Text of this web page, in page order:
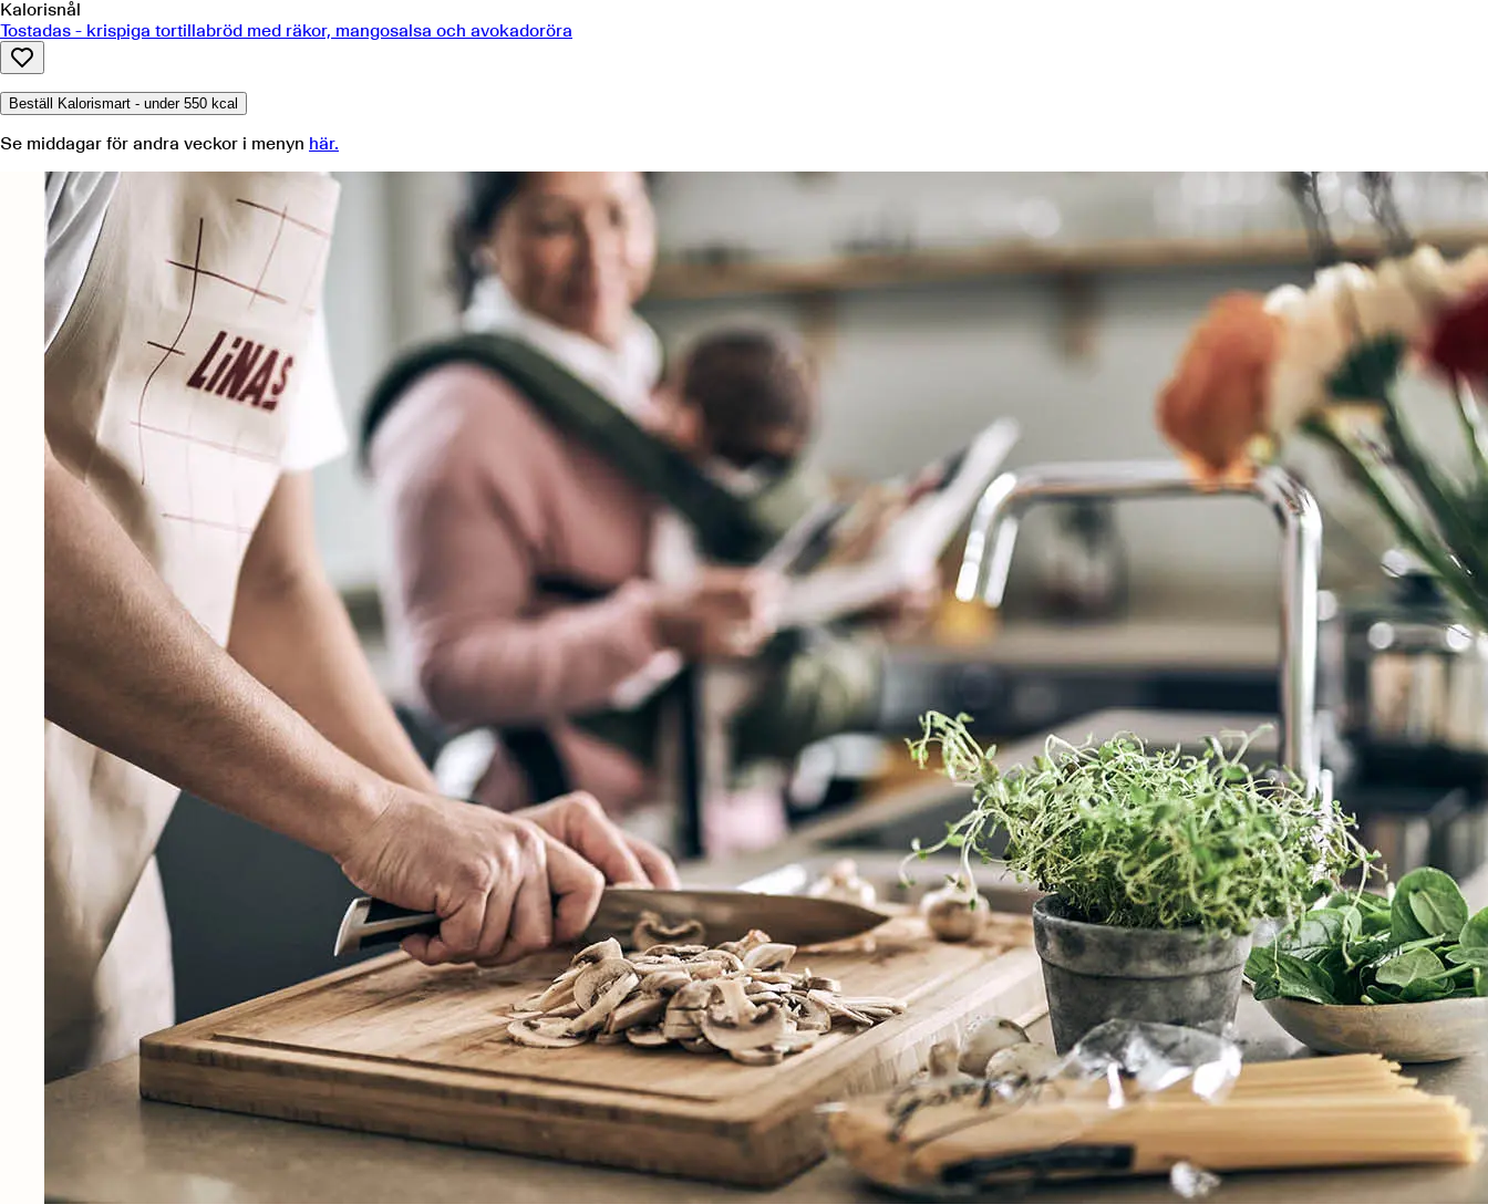
Kalorisnål
Tostadas - krispiga tortillabröd med räkor, mangosalsa och avokadoröra
Beställ Kalorismart - under 550 kcal
Se middagar för andra veckor i menyn här.